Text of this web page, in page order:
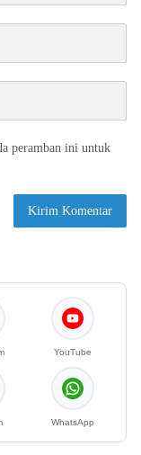
peramban ini untuk
YouTube
WhatsApp